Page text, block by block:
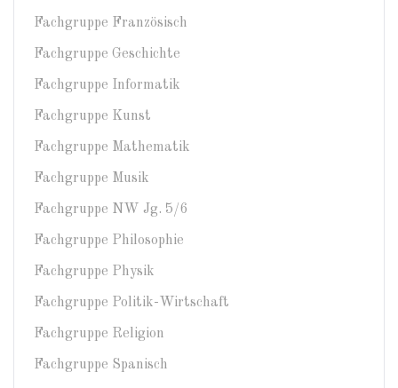
Fachgruppe Französisch
Fachgruppe Geschichte
Fachgruppe Informatik
Fachgruppe Kunst
Fachgruppe Mathematik
Fachgruppe Musik
Fachgruppe NW Jg. 5/6
Fachgruppe Philosophie
Fachgruppe Physik
Fachgruppe Politik-Wirtschaft
Fachgruppe Religion
Fachgruppe Spanisch